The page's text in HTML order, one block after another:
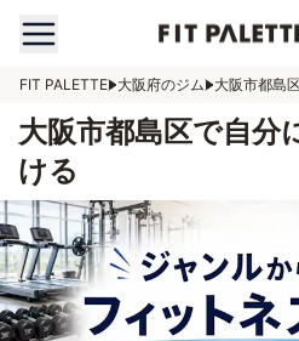
FIT PALETTE 大阪府のジム 大阪市都島
大阪市都島区で自分
ける